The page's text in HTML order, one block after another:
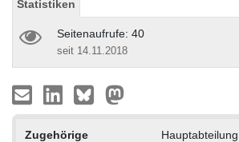
Statistiken
Seitenaufrufe: 40
seit 14.11.2018
Zugehörige